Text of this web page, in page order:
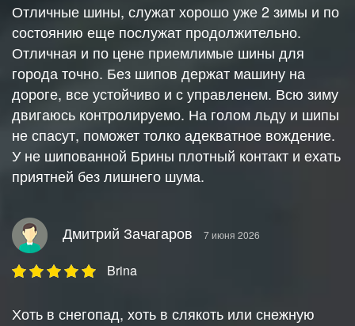
Отличные шины, служат хорошо уже 2 зимы и по
состоянию еще послужат продолжительно.
Отличная и по цене приемлимые шины для
города точно. Без шипов держат машину на
дороге, все устойчиво и с управленем. Всю зиму
двигаюсь контролируемо. На голом льду и шипы
не спасут, поможет толко адекватное вождение.
У не шипованной Брины плотный контакт и ехать
приятней без лишнего шума.
Дмитрий Зачагаров 7 июня 2026
Brina
Хоть в снегопад, хоть в слякоть или снежную